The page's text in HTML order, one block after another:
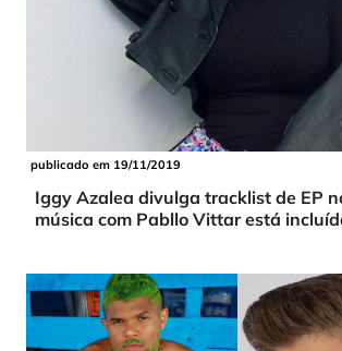
publicado em 19/11/2019
Iggy Azalea divulga tracklist de EP
música com Pabllo Vittar está